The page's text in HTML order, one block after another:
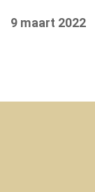
9 maart 2022